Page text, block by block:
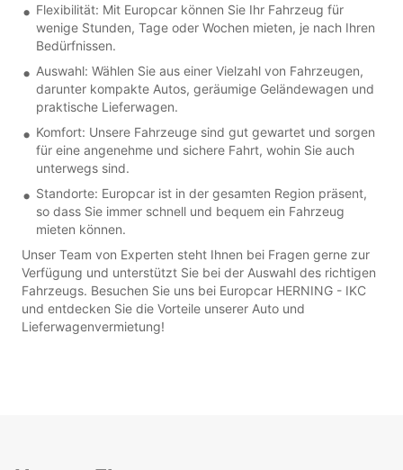
Flexibilität: Mit Europcar können Sie Ihr Fahrzeug für
wenige Stunden, Tage oder Wochen mieten, je nach Ihren
Bedürfnissen.
Auswahl: Wählen Sie aus einer Vielzahl von Fahrzeugen,
darunter kompakte Autos, geräumige Geländewagen und
praktische Lieferwagen.
Komfort: Unsere Fahrzeuge sind gut gewartet und sorgen
für eine angenehme und sichere Fahrt, wohin Sie auch
unterwegs sind.
Standorte: Europcar ist in der gesamten Region präsent,
so dass Sie immer schnell und bequem ein Fahrzeug
mieten können.
Unser Team von Experten steht Ihnen bei Fragen gerne zur
Verfügung und unterstützt Sie bei der Auswahl des richtigen
Fahrzeugs. Besuchen Sie uns bei Europcar HERNING - IKC
und entdecken Sie die Vorteile unserer Auto und
Lieferwagenvermietung!